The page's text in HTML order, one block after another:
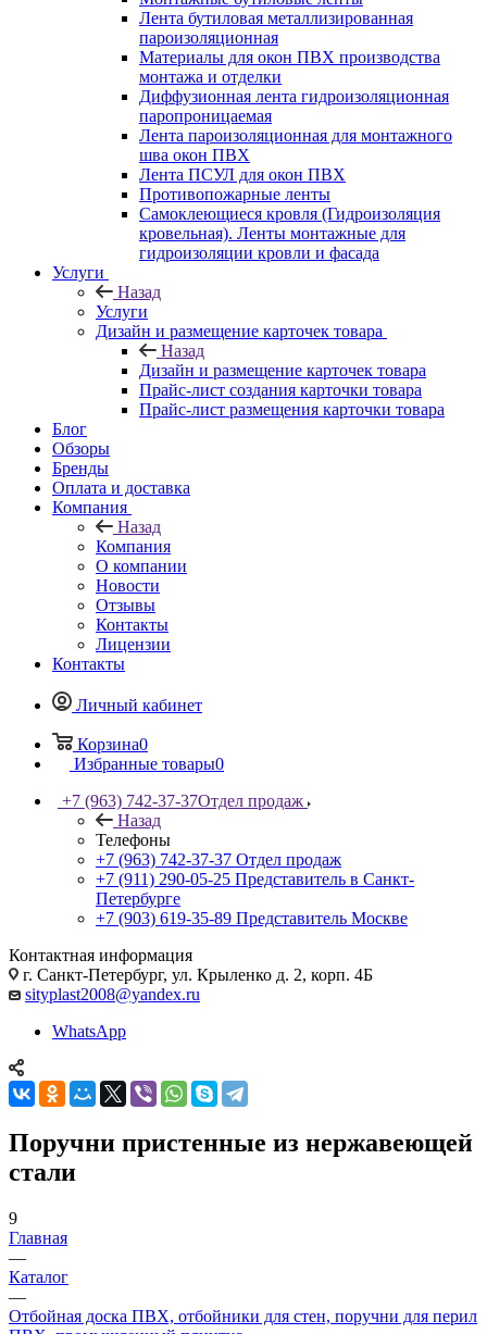
Лента бутиловая металлизированная
пароизоляционная
Материалы для окон ПВХ производства
монтажа и отделки
Диффузионная лента гидроизоляционная
паропроницаемая
Лента пароизоляционная для монтажного
шва окон ПВХ
Лента ПСУЛ для окон ПВХ
Противопожарные ленты
Самоклеющиеся кровля (Гидроизоляция
кровельная). Ленты монтажные для
гидроизоляции кровли и фасада
Услуги
Назад
Услуги
Дизайн и размещение карточек товара
Назад
Дизайн и размещение карточек товара
Прайс-лист создания карточки товара
Прайс-лист размещения карточки товара
Блог
Обзоры
Бренды
Оплата и доставка
Компания
Назад
Компания
О компании
Новости
Отзывы
Контакты
Лицензии
Контакты
Личный кабинет
Корзина0
Избранные товары0
+7 (963) 742-37-37Отдел продаж
Назад
Телефоны
+7 (963) 742-37-37 Отдел продаж
+7 (911) 290-05-25 Представитель в Санкт-
Петербурге
+7 (903) 619-35-89 Представитель Москве
Контактная информация
г. Санкт-Петербург, ул. Крыленко д. 2, корп. 4Б
sityplast2008@yandex.ru
WhatsApp
Поручни пристенные из нержавеющей
стали
9
Главная
—
Каталог
—
Отбойная доска ПВХ, отбойники для стен, поручни для перил